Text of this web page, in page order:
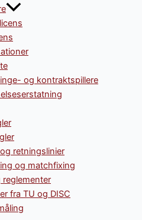
og kontraktspillere
retningslinier
og matchfixing
reglementer
fra TU og DISC